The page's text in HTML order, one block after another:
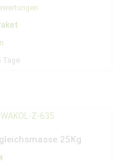
Tage
25Kg